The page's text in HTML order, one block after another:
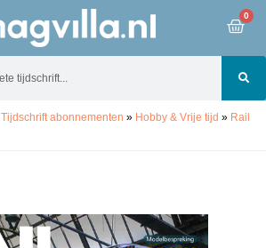
0
Tijdschrift abonnementen » Hobby & Vrije tijd » Rail